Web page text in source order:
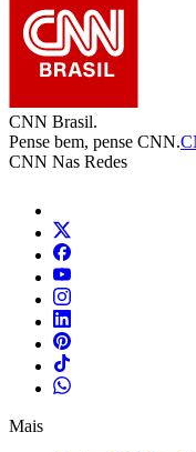
CNN Brasil.
Pense bem, pense CNN.
CNN Nas Redes
Mais